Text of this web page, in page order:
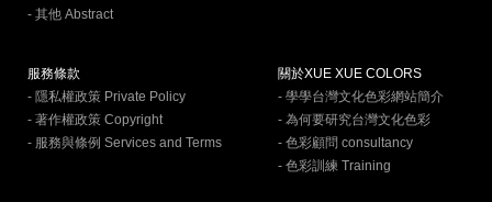
- 其他 Abstract
服務條款
- 隱私權政策 Private Policy
- 著作權政策 Copyright
- 服務與條例 Services and Terms
關於XUE XUE COLORS
- 學學台灣文化色彩網站簡介
- 為何要研究台灣文化色彩
- 色彩顧問 consultancy
- 色彩訓練 Training